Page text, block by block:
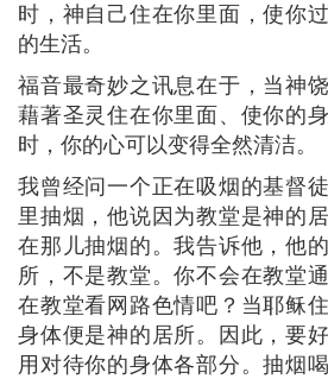
时，神自己住在你里面，使你
的生活。
福音最奇妙之讯息在于，当神
藉著圣灵住在你里面、使你的
时，你的心可以变得全然清洁。
我曾经问一个正在吸烟的基督
里抽烟，他说因为教堂是神的
在那儿抽烟的。我告诉他，他
所，不是教堂。你不会在教堂
在教堂看网路色情吧？当耶稣
身体便是神的居所。因此，要
用对待你的身体各部分。抽烟